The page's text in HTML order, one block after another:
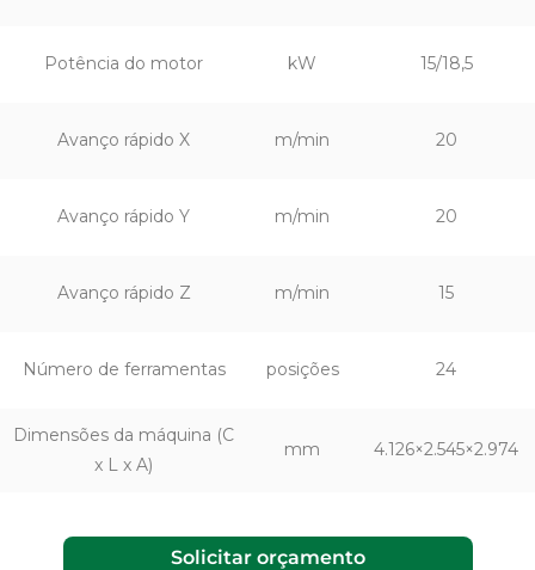
Potência do motor kW 15/18,5
Avanço rápido X m/min 20
Avanço rápido Y m/min 20
Avanço rápido Z m/min 15
Número de ferramentas posições 24
Dimensões da máquina (C
x L x A)
mm 4.126×2.545×2.974
Solicitar orçamento